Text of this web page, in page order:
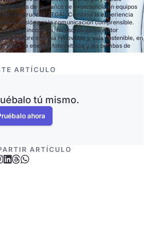
con más de seis años de experiencia en equipos
de construcción (TGA). Combina la experiencia
la pasión por la comunicación comprensible.
más de cinco años, ha escrito como editor
sobre energía renovable y vida sostenible, en
sobre la energía fotovoltaica y las bombas de
ARTÍCULO
tú mismo.
ahora
ARTÍCULO